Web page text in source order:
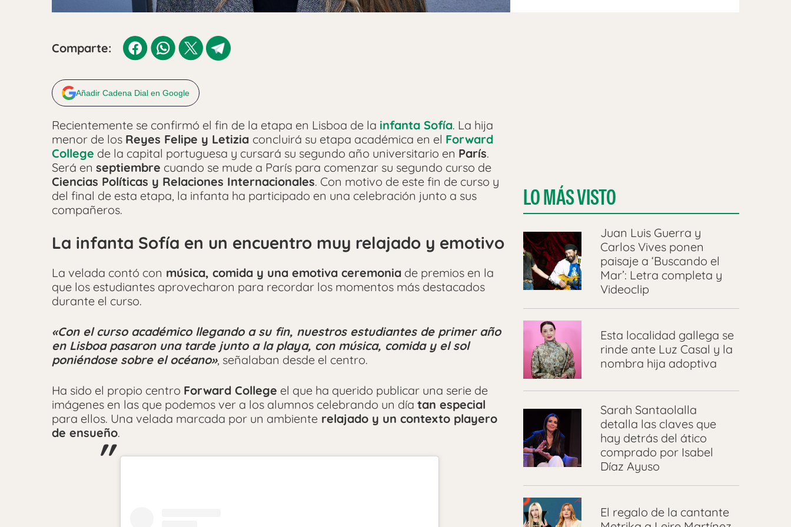
Comparte:
Añadir Cadena Dial en Google
Recientemente se confirmó el fin de la etapa en Lisboa de la infanta Sofía. La hija
menor de los Reyes Felipe y Letizia concluirá su etapa académica en el Forward
College de la capital portuguesa y cursará su segundo año universitario en París.
Será en septiembre cuando se mude a París para comenzar su segundo curso de
Ciencias Políticas y Relaciones Internacionales. Con motivo de este fin de curso y
del final de esta etapa, la infanta ha participado en una celebración junto a sus
compañeros.
La infanta Sofía en un encuentro muy relajado y emotivo
La velada contó con música, comida y una emotiva ceremonia de premios en la
que los estudiantes aprovecharon para recordar los momentos más destacados
durante el curso.
«Con el curso académico llegando a su fin, nuestros estudiantes de primer año
en Lisboa pasaron una tarde junto a la playa, con música, comida y el sol
poniéndose sobre el océano», señalaban desde el centro.
Ha sido el propio centro Forward College el que ha querido publicar una serie de
imágenes en las que podemos ver a los alumnos celebrando un día tan especial
para ellos. Una velada marcada por un ambiente relajado y un contexto playero
de ensueño.
LO MÁS VISTO
Juan Luis Guerra y
Carlos Vives ponen
paisaje a ‘Buscando el
Mar’: Letra completa y
Videoclip
Esta localidad gallega se
rinde ante Luz Casal y la
nombra hija adoptiva
Sarah Santaolalla
detalla las claves que
hay detrás del ático
comprado por Isabel
Díaz Ayuso
El regalo de la cantante